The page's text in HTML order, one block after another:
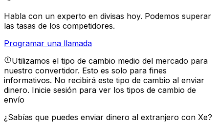
Habla con un experto en divisas hoy. Podemos superar
las tasas de los competidores.
Programar una llamada
Utilizamos el tipo de cambio medio del mercado para
nuestro convertidor. Esto es solo para fines
informativos. No recibirá este tipo de cambio al enviar
dinero. Inicie sesión para ver los tipos de cambio de
envío
¿Sabías que puedes enviar dinero al extranjero con Xe?